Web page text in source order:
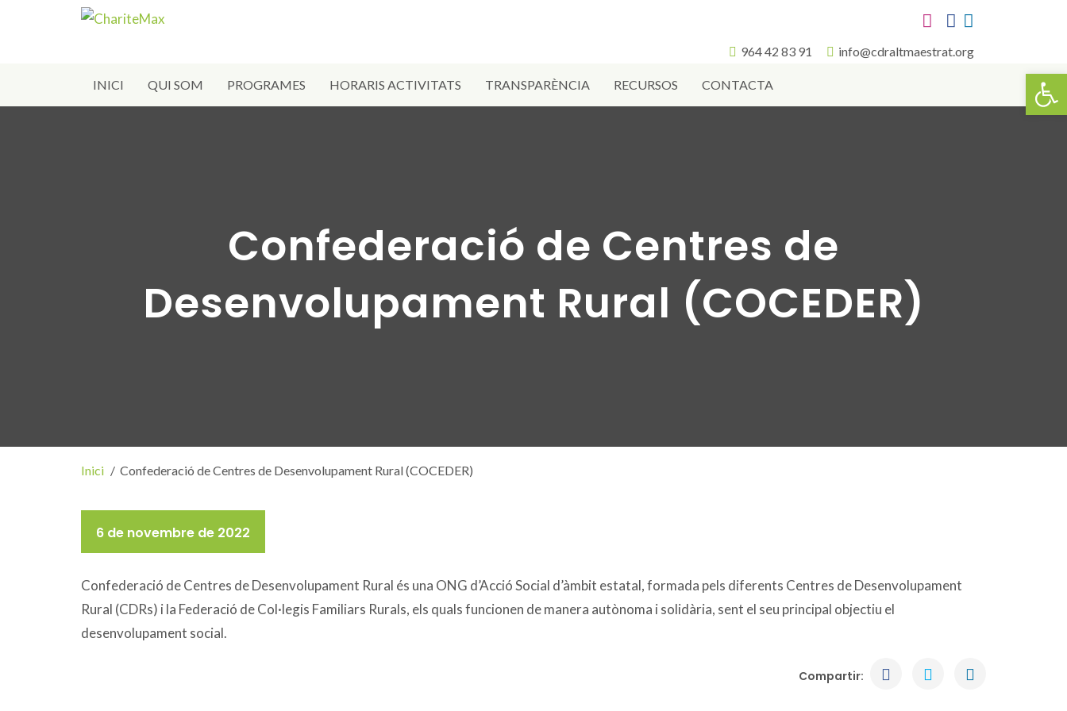
964 42 83 91 info@cdraltmaestrat.org
INICI QUI SOM PROGRAMES HORARIS ACTIVITATS TRANSPARÈNCIA RECURSOS CONTACTA
Confederació de Centres de
Desenvolupament Rural (COCEDER)
Inici Confederació de Centres de Desenvolupament Rural (COCEDER)
6 de novembre de 2022
Confederació de Centres de Desenvolupament Rural és una ONG d’Acció Social d’àmbit estatal, formada pels diferents Centres de Desenvolupament
Rural (CDRs) i la Federació de Col·legis Familiars Rurals, els quals funcionen de manera autònoma i solidària, sent el seu principal objectiu el
desenvolupament social.
Compartir: